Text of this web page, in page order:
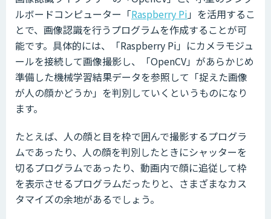
ルボードコンピューター「Raspberry Pi」を活用するこ
とで、画像認識を行うプログラムを作成することが可
能です。具体的には、「Raspberry Pi」にカメラモジュ
ールを接続して画像撮影し、「OpenCV」があらかじめ
準備した機械学習結果データを参照して「捉えた画像
が人の顔かどうか」を判別していくというものになり
ます。
たとえば、人の顔と目を枠で囲んで撮影するプログラ
ムであったり、人の顔を判別したときにシャッターを
切るプログラムであったり、動画内で顔に追従して枠
を表示させるプログラムだったりと、さまざまなカス
タマイズの余地があるでしょう。